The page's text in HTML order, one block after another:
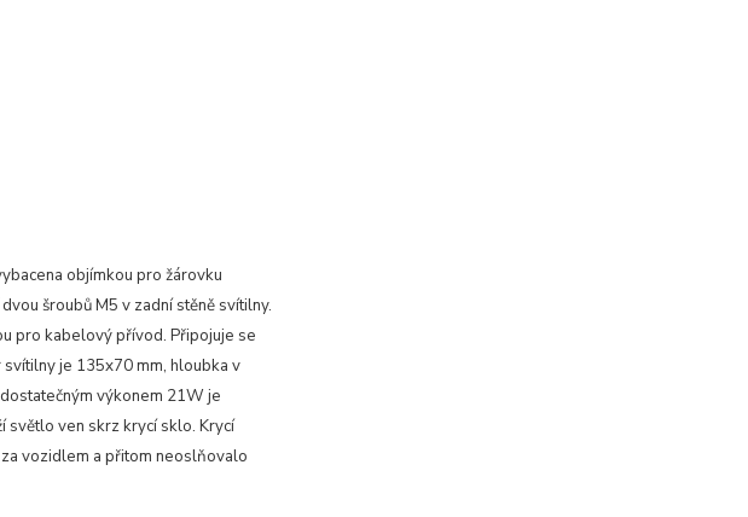
objímkou pro žárovku
šroubů M5 v zadní stěně svítilny.
pro kabelový přívod. Připojuje se
je 135x70 mm, hloubka v
výkonem 21W je
světlo ven skrz krycí sklo. Krycí
vozidlem a přitom neoslňovalo